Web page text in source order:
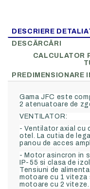
DESCRIERE
DESCĂRCĂRI
CALCULATOR
PREDIMENSIONARE
Gama JFC este
2 atenuatoare de
VENTILATOR:
- Ventilator axial cu
otel. La cutia de
panou de acces
- Motor asincron in
IP-55 si clasa de
Tensiuni de
motoare cu 1 viteza
motoare cu 2 viteze.